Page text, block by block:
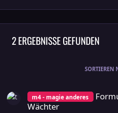
2 ERGEBNISSE GEFUNDEN
SORTIEREN
m4 - magie anderes
Wächter